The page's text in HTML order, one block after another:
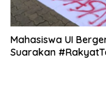
Mahasiswa UI
Suarakan